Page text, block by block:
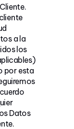
a la
los
por esta
Datos